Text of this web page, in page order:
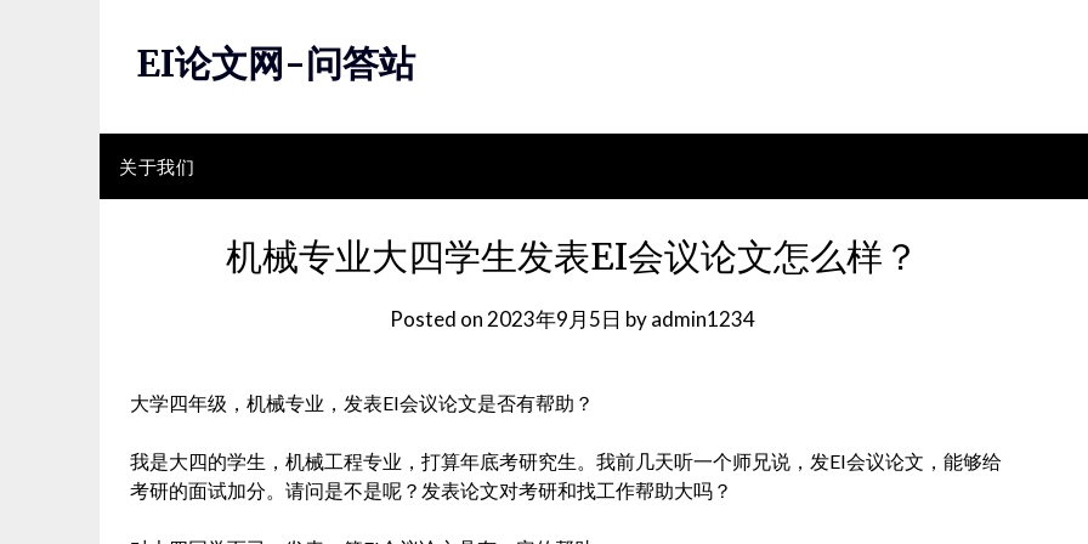
EI论文网-问答站
关于我们
机械专业大四学生发表EI会议论文怎么样？
Posted on 2023年9月5日 byadmin1234
大学四年级，机械专业，发表EI会议论文是否有帮助？
我是大四的学生，机械工程专业，打算年底考研究生。我前几天听一个师兄说，发EI会议论文，能够给
考研的面试加分。请问是不是呢？发表论文对考研和找工作帮助大吗？